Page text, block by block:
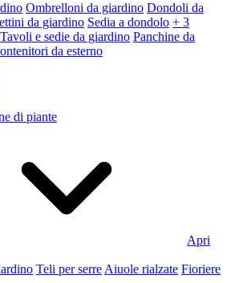
Ombrelloni da giardino Dondoli da
da giardino Sedia a dondolo + 3
Tavoli e sedie da giardino Panchine da
da esterno
di piante
Apri
Teli per serre Aiuole rialzate Fioriere